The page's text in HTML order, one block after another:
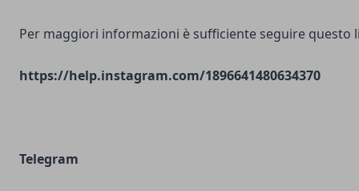
Per maggiori informazioni è sufficiente seguire questo
https://help.instagram.com/1896641480634370
Telegram